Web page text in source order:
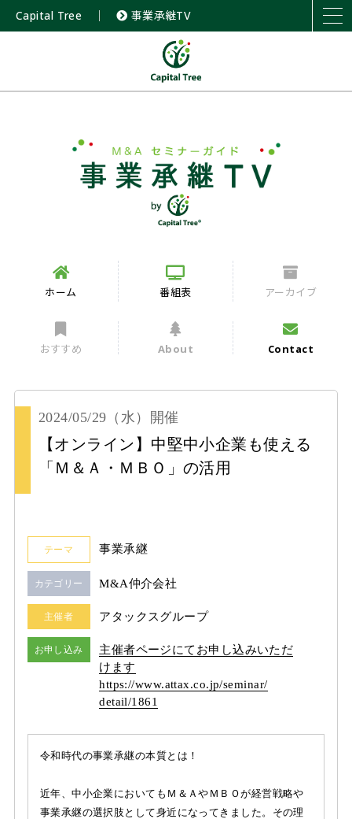
Capital Tree ｜ 事業承継TV
ホーム 番組表 アーカイブ
おすすめ About Contact
2024/05/29 （水） 開催
【オンライン】中堅中小企業も使える
「Ｍ＆Ａ・ＭＢＯ」の活用
カテゴリー M&A仲介会社
テーマ 事業承継
主催者 アタックスグループ
お申し込み
主催者ページにてお申し込みいただ
けます
https://www.attax.co.jp/seminar/
detail/1861
令和時代の事業承継の本質とは！
近年、中小企業においてもＭ＆ＡやＭＢＯが経営戦略や
事業承継の選択肢として身近になってきました。その理